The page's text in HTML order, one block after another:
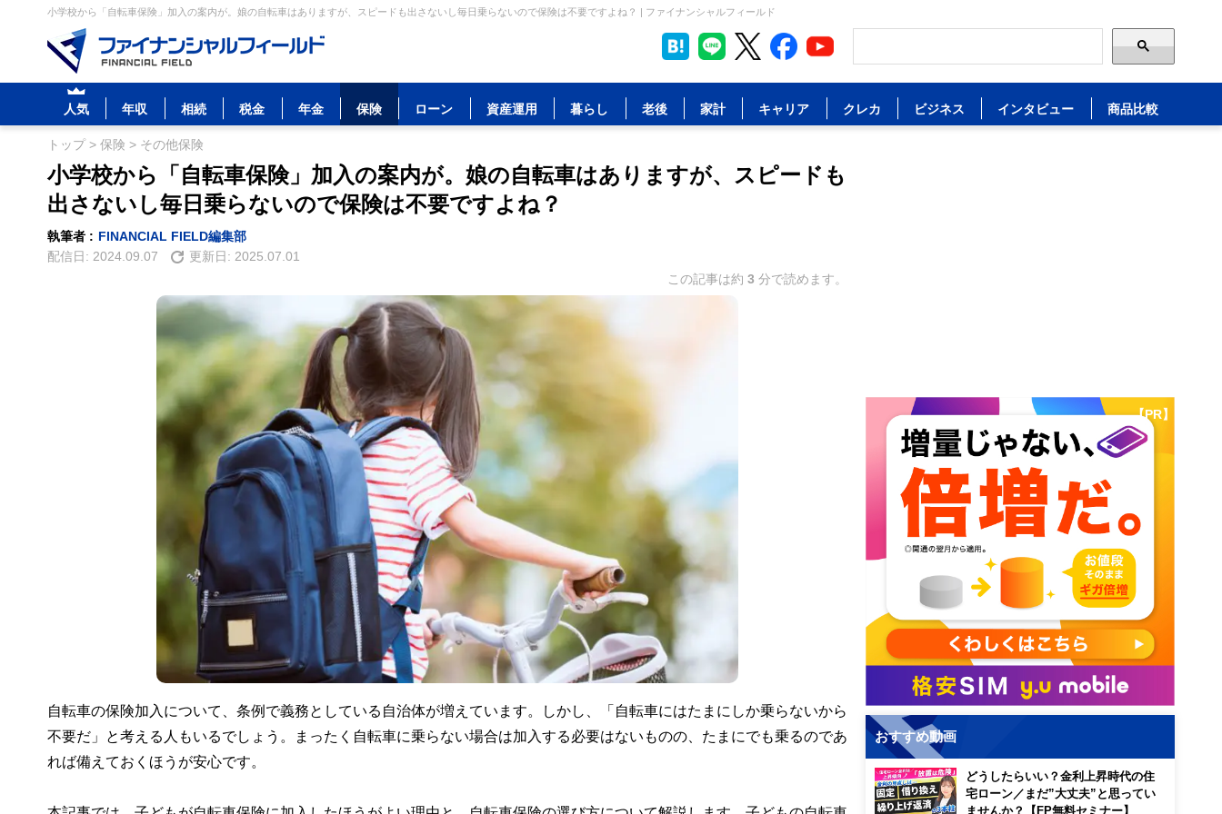
小学校から「自転車保険」加入の案内が。娘の自転車はありますが、スピードも出さないし毎日乗らないので保険は不要ですよね？ | ファイナンシャルフィールド
人気 年収 相続 税金 年金 保険 ローン 資産運用 暮らし 老後 家計 キャリア クレカ ビジネス インタビュー 商品比較
トップ> 保険 > その他保険
小学校から「自転車保険」加入の案内が。娘の自転車はありますが、スピードも
出さないし毎日乗らないので保険は不要ですよね？
執筆者 : FINANCIAL FIELD編集部
配信日: 2024.09.07 更新日: 2025.07.01
この記事は約 3 分で読めます。
自転車の保険加入について、条例で義務としている自治体が増えています。しかし、「自転車にはたまにしか乗らないから
不要だ」と考える人もいるでしょう。まったく自転車に乗らない場合は加入する必要はないものの、たまにでも乗るのであ
れば備えておくほうが安心です。
【PR】
おすすめ動画
どうしたらいい？金利上昇時代の住
宅ローン／まだ”大丈夫”と思ってい
ませんか？【FP無料セミナー】